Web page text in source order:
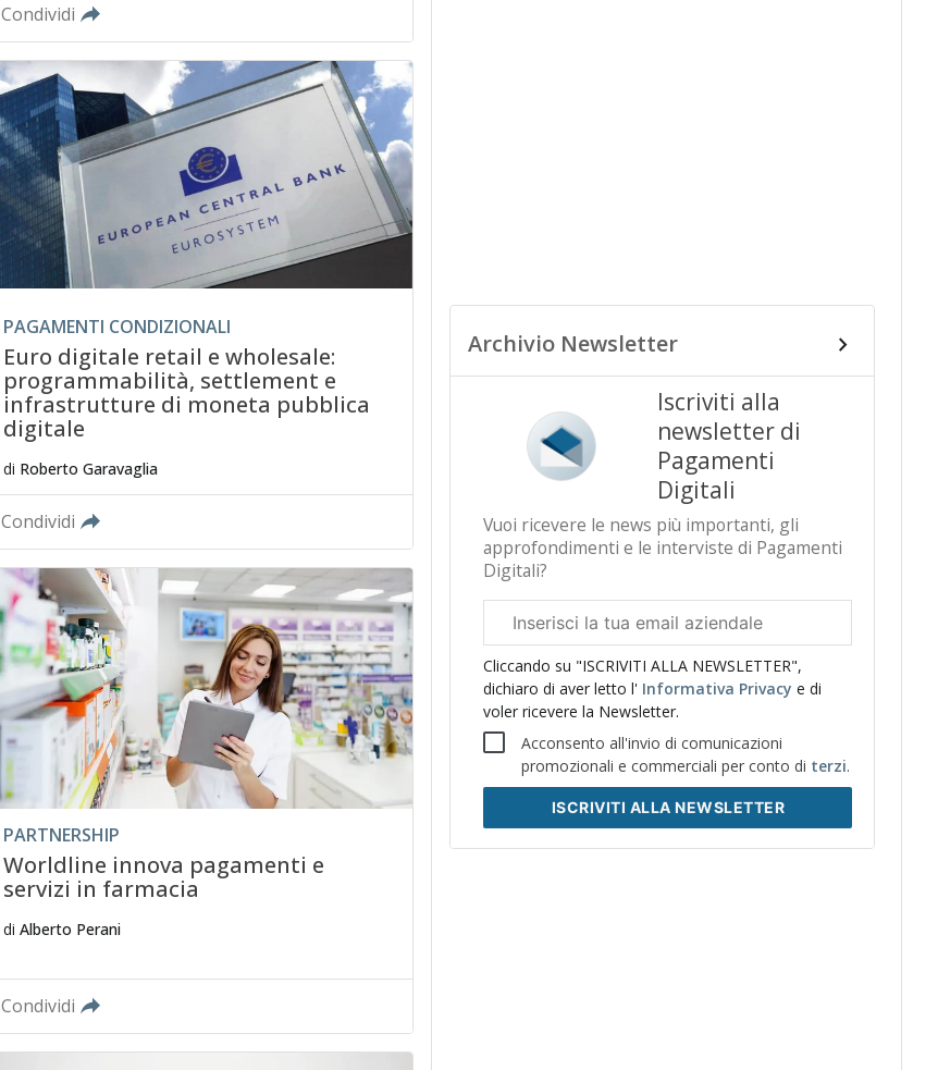
Condividi
PAGAMENTI CONDIZIONALI
Euro digitale retail e wholesale:
programmabilità, settlement e
infrastrutture di moneta pubblica
digitale
di Roberto Garavaglia
Condividi
PARTNERSHIP
Worldline innova pagamenti e
servizi in farmacia
di Alberto Perani
Condividi
Archivio Newsletter
Iscriviti alla
newsletter di
Pagamenti
Digitali
Vuoi ricevere le news più importanti, gli
approfondimenti e le interviste di Pagamenti
Digitali?
aziendale
Cliccando su "ISCRIVITI ALLA NEWSLETTER",
dichiaro di aver letto l' Informativa Privacye di
voler ricevere la Newsletter.
Acconsento all'invio di comunicazioni
promozionali e commerciali per conto di terzi.
ISCRIVITI ALLA NEWSLETTER